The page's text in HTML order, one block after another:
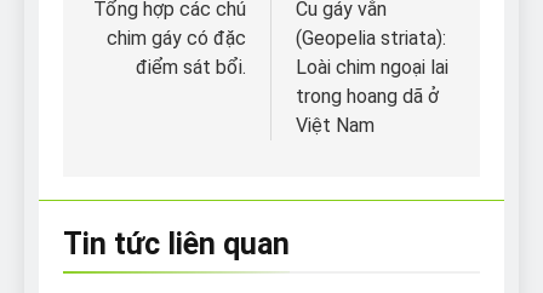
hướng
Tổng hợp các chú
chim gáy có đặc
điểm sát bổi.
Cu gáy vằn
(Geopelia striata):
Loài chim ngoại lai
trong hoang dã ở
Việt Nam
Tin tức liên quan